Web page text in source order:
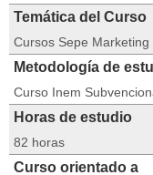
Temática del Curso
Cursos Sepe Marketing
Metodología de
Curso Inem
Horas de estudio
82 horas
Curso orientado a